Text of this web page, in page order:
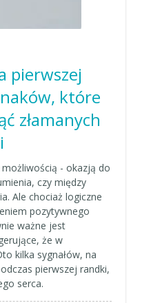
pierwszej
które
złamanych
- okazją do
czy między
Ale chociaż logiczne
pozytywnego
ważne jest
że w
kilka sygnałów, na
pierwszej randki,
serca.